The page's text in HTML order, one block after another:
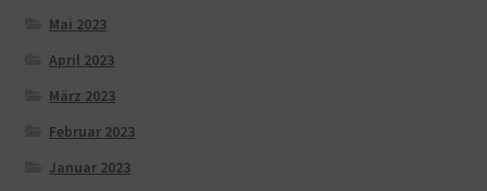
Mai 2023
April 2023
März 2023
Februar 2023
Januar 2023